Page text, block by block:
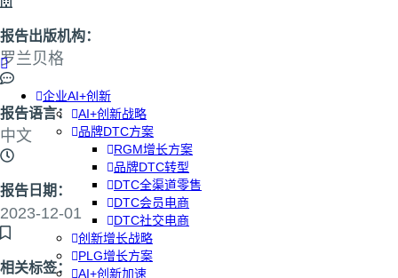
企业AI+创新
AI+创新战略
品牌DTC方案
RGM增长方案
品牌DTC转型
DTC全渠道零售
DTC会员电商
DTC社交电商
创新增长战略
PLG增长方案
AI+创新加速
报告出版机构：
罗兰贝格
报告语言：
中文
报告日期：
2023-12-01
相关标签：